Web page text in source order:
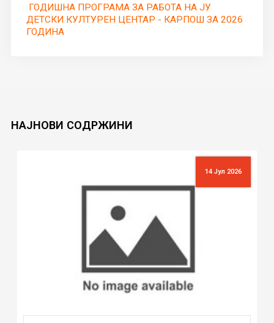
ГОДИШНА ПРОГРАМА ЗА РАБОТА НА ЈУ
ДЕТСКИ КУЛТУРЕН ЦЕНТАР - КАРПОШ ЗА 2026
ГОДИНА
НАЈНОВИ СОДРЖИНИ
14 Јул 2026